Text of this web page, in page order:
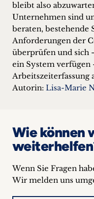
bleibt also
Unternehmen sind
beraten, bestehende
Anforderungen der
überprüfen und sich
ein System
Arbeitszeiterfassung
Autorin: Lisa-Marie
Wie können
Wenn Sie Fragen
Wir melden uns